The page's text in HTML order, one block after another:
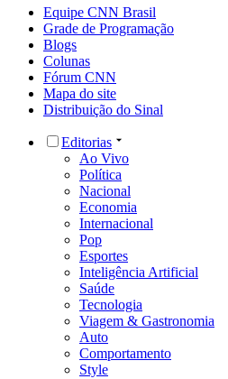
Equipe CNN Brasil
Grade de Programação
Blogs
Colunas
Fórum CNN
Mapa do site
Distribuição do Sinal
Editorias
Ao Vivo
Política
Nacional
Economia
Internacional
Pop
Esportes
Inteligência Artificial
Saúde
Tecnologia
Viagem & Gastronomia
Auto
Comportamento
Style